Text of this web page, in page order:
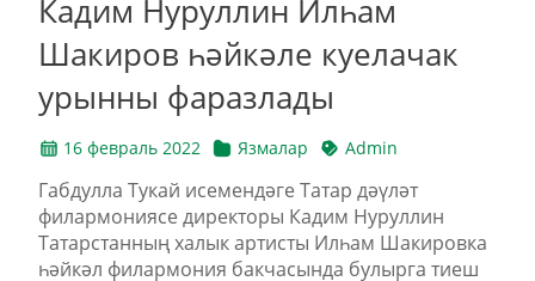
Кадим Нуруллин Илһам
Шакиров һәйкәле куелачак
урынны фаразлады
16 февраль 2022 Язмалар Admin
Габдулла Тукай исемендәге Татар дәүләт
филармониясе директоры Кадим Нуруллин
Татарстанның халык артисты Илһам Шакировка
һәйкәл филармония бакчасында булырга тиеш